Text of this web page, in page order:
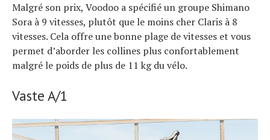
Malgré son prix, Voodoo a spécifié un groupe Shimano
Sora à 9 vitesses, plutôt que le moins cher Claris à 8
vitesses. Cela offre une bonne plage de vitesses et vous
permet d’aborder les collines plus confortablement
malgré le poids de plus de 11 kg du vélo.
Vaste A/1